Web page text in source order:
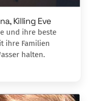
Killing Eve
und ihre beste
ihre Familien
halten.